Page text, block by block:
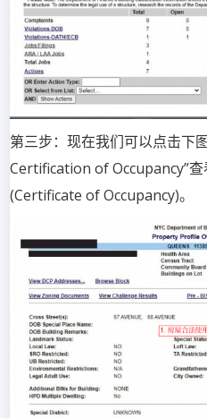
第三步：现在我们可以点击下
Certification of Occupancy”
(Certificate of Occupancy)。